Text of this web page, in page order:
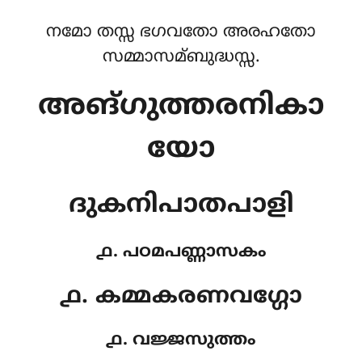
നമോ തസ്സ ഭഗവതോ അരഹതോ
സമ്മാസമ്ബുദ്ധസ്സ.
അങ്ഗുത്തരനികാ
യോ
ദുകനിപാതപാളി
൧. പഠമപണ്ണാസകം
൧. കമ്മകരണവഗ്ഗോ
൧. വജ്ജസുത്തം